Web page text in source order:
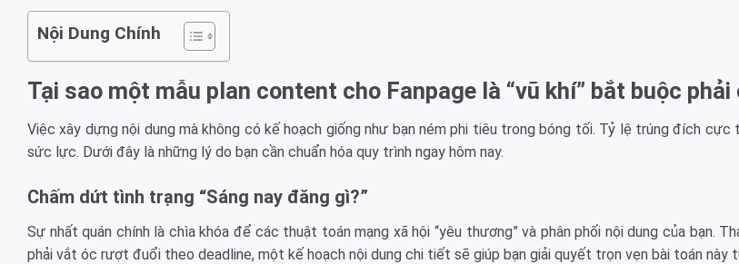
Nội Dung Chính
Tại sao một mẫu plan content cho Fanpage là “vũ khí” bắt buộc phải
Việc xây dựng nội dung mà không có kế hoạch giống như bạn ném phi tiêu trong bóng tối. Tỷ lệ trúng đích cực
sức lực. Dưới đây là những lý do bạn cần chuẩn hóa quy trình ngay hôm nay.
Chấm dứt tình trạng “Sáng nay đăng gì?”
Sự nhất quán chính là chìa khóa để các thuật toán mạng xã hội “yêu thương” và phân phối nội dung của bạn.
phải vắt óc rượt đuổi theo deadline, một kế hoạch nội dung chi tiết sẽ giúp bạn giải quyết trọn vẹn bài toán này